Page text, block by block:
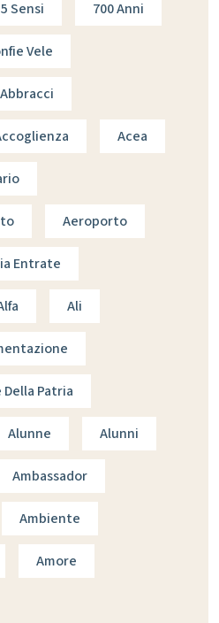
5 Sensi 700 Anni
Vele
Abbracci
Acea
Aeroporto
Entrate
Ali
Patria
Alunne Alunni
Ambassador
Ambiente
Amore